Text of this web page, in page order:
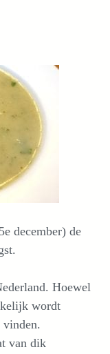
december) de
Hoewel
wordt
vinden.
van dik